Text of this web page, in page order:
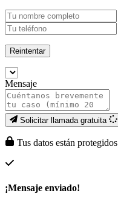
Reintentar
Mensaje
Solicitar llamada gratuita
Tus datos están protegidos
¡Mensaje enviado!